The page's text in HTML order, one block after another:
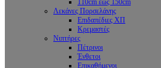
110cm έως 150cm
Λεκάνες Πορσελάνης
Επιδαπέδιες ΧΠ
Κρεμαστές
Νιπτήρες
Πέτρινοι
Ένθετοι
Επικαθήμενοι